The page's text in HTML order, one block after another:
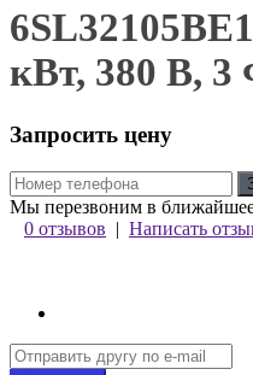
кВт, 380 В, 3
Запросить цену
Мы перезвоним в
0 отзывов | Написать